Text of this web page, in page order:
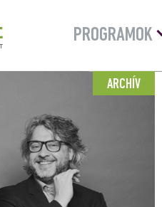
PROGRAMOK
ARCHÍV